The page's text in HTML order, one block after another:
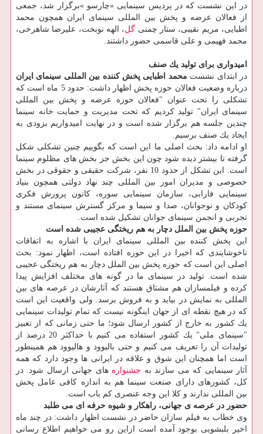
در این نشست كه در پردیس سینمایی «چارسو »برگزار شد، جمعی
از فعالان عرضه و پخش بین المللی سینمای ایران همچون محمد
اطبایی، مریم نقیبی، ستار چمنی گل، الهه نوبخت، علیرضا شاهرخی،
محمد فهیمی و علی قاسمی حضور داشتند.
امیدواری برای تولید یك صنف
در ابتدای نشست محمد اطبایی پخش كننده بین المللی سینمای ایران
درباره وضعیت فعالان حوزه پخش اظهار داشت: حدود 5 ماه است كه
تشكلی را تحت عنوان "فعالان حوزه عرضه و پخش بین المللی
سینمای ایران" تولید كردیم كه تحت مدیریت و حمایت خانه سینما
چندین جلسه هم برگزار شده است و در نهایت امیدواریم بزودی به
ایجاد یك صنف برسیم.
او ادامه داد: بحث اصلی ما این است كه بگوییم چنین تشكلی شكل
گرفته تا بیشتر دیده شود چون این بخش جز بخش های مظلوم سینما
است. این تشكل از حدود 10 نفر، شركت حقیقی و حقوقی در بخش
خصوصی و مدیران امور بین المللی چند نهاد دولتی همچون بنیاد
سینمایی فارابی، سازمان سینمایی سوره، كانون پرورش فكری
كودكان و نوجوانان، صدا و سیما و مركز گسترش سینمای مستند و
تجربی و انجمن سینمای جوانان تشكیل شده است.
حوزه پخش بین الملل دچار به هم ریختگی عجیبی شده است
این پخش كننده بین المللی سینمای ایران با اشاره به اتفاقات
ناخوشایندی كه اخیرا در این حوزه افتاده است، اظهار نمود: بحث
اصلی این است كه حوزه پخش بین الملل دچار به هم ریختگی عجیبی
شده است. تولید در سینمای ما در گونه های مختلف افزایش پیدا
كرده و فیلمسازان هم مشتاق هستند كه آثارشان در عرصه های بین
المللی به نمایش در بیاید و به فروش برسد. ولی واقعیت این است
كه در هیچ نقطه ای از جهان اینگونه نیست كه تمام تولیدات سینمایی
یك كشور به خارج از كشور ارسال شود؛ ما حتی زمانی كه از تعبیر
"سینمای ملی" یك كشور استفاده می كنیم با حداكثر 20 درصد از
تولیدات آن را تعریف می كنیم و حتی بالیوود و هالیوود هم همینطور
است اما همچنان این شوق و علاقه در ایرانی ها وجود دارد كه همه
آثار سینمایی كه می سازند به جشنواره های جهانی ارسال شود. در
كل، كشورهای دارای صنعت سینما هم به اندازه كافی عامل پخش
بین المللی ندارند و كلا این وجه عنصری كم یاب است.
حضور در عرصه ی جهانی، راهكار و شیوه حرفه ای می طلبد
وی خطاب به فیلم سازان حاضر در نشست اظهار داشت: در چند ماه
اخیر بلبشویی بوجود آمده است ازاین رو می خواهیم اطلاع رسانی